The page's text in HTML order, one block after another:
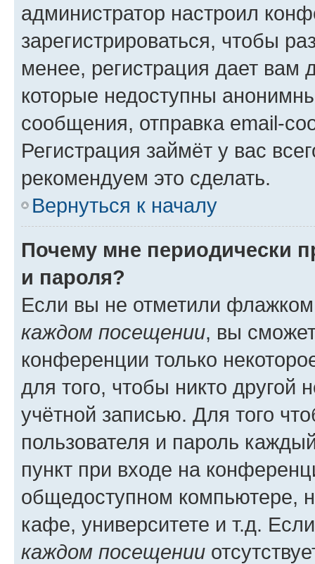
администратор настроил
зарегистрироваться, чтобы
менее, регистрация дает вам
которые недоступны
сообщения, отправка email-
Регистрация займёт у вас
рекомендуем это сделать.
Вернуться к началу
Почему мне периодически
и пароля?
Если вы не отметили
каждом посещении, вы
конференции только
для того, чтобы никто другой
учётной записью. Для того
пользователя и пароль
пункт при входе на
общедоступном компьютере,
кафе, университете и т.д.
каждом посещении